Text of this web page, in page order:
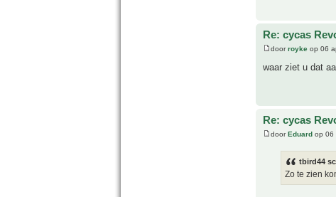
Re: cycas
doorroyke op 06
waar ziet u dat
Re: cycas
doorEduard op 06
tbird44
Zo te zien